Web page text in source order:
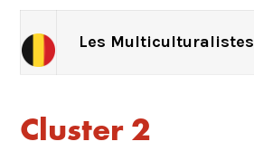
Les Multiculturalistes
Cluster 2